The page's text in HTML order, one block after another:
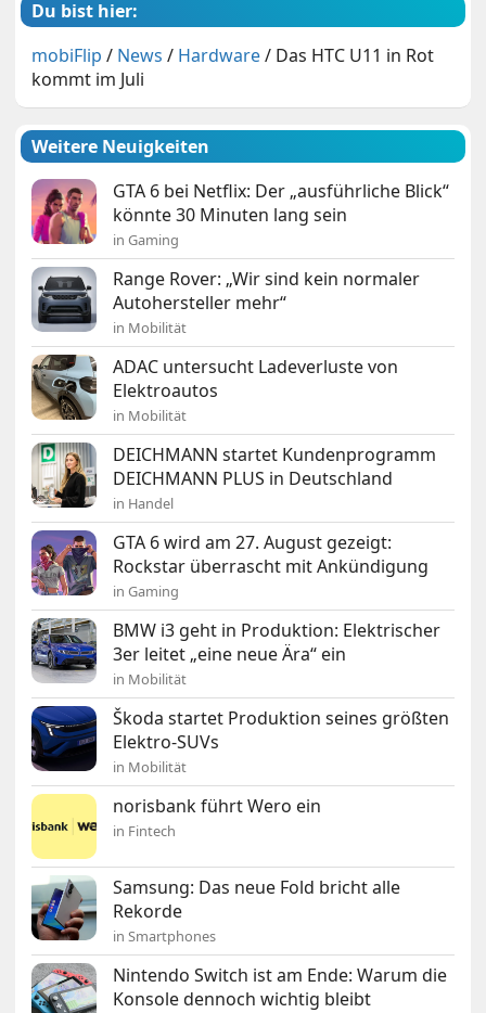
Du bist hier:
mobiFlip / News / Hardware/ Das HTC U11 in Rot
kommt im Juli
Weitere Neuigkeiten
GTA 6 bei Netflix: Der „ausführliche Blick“
könnte 30 Minuten lang sein
in Gaming
Range Rover: „Wir sind kein normaler
Autohersteller mehr“
in Mobilität
ADAC untersucht Ladeverluste von
Elektroautos
in Mobilität
DEICHMANN startet Kundenprogramm
DEICHMANN PLUS in Deutschland
in Handel
GTA 6 wird am 27. August gezeigt:
Rockstar überrascht mit Ankündigung
in Gaming
BMW i3 geht in Produktion: Elektrischer
3er leitet „eine neue Ära“ ein
in Mobilität
Škoda startet Produktion seines größten
Elektro-SUVs
in Mobilität
norisbank führt Wero ein
in Fintech
Samsung: Das neue Fold bricht alle
Rekorde
in Smartphones
Nintendo Switch ist am Ende: Warum die
Konsole dennoch wichtig bleibt